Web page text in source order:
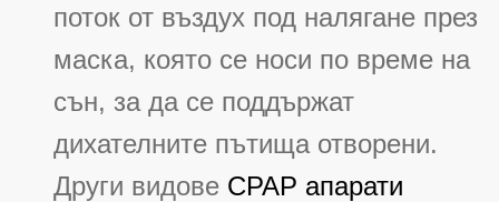
поток от въздух под налягане през
маска, която се носи по време на
сън, за да се поддържат
дихателните пътища отворени.
Други видове CPAP апарати